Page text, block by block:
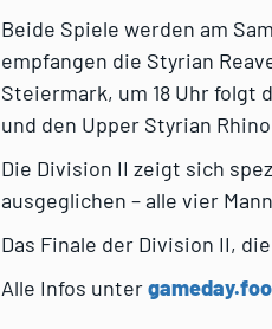
Beide Spiele werden am
empfangen die Styrian
Steiermark, um 18 Uhr folgt
und den Upper Styrian
Die Division II zeigt sich
ausgeglichen – alle vier
Das Finale der Division II,
Alle Infos unter